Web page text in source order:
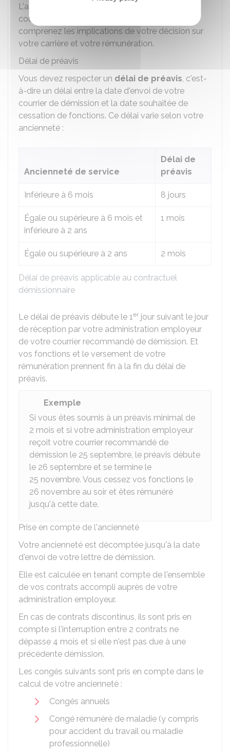
L'administration peut s'assurer, par exemple au
cours d'un entretien, que vous connaissez et
comprenez les implications de votre décision sur
votre carrière et votre rémunération.
Délai de préavis
Vous devez respecter un délai de préavis, c'est-
à-dire un délai entre la date d'envoi de votre
courrier de démission et la date souhaitée de
cessation de fonctions. Ce délai varie selon votre
ancienneté :
Délai de préavis applicable au contractuel
démissionnaire
Ancienneté de service
Délai de
préavis
Inférieure à 6 mois 8 jours
Égale ou supérieure à 6 mois et
inférieure à 2 ans
1 mois
Égale ou supérieure à 2 ans 2 mois
Le délai de préavis débute le 1er jour suivant le jour
de réception par votre administration employeur
de votre courrier recommandé de démission. Et
vos fonctions et le versement de votre
rémunération prennent fin à la fin du délai de
préavis.
Exemple
Si vous êtes soumis à un préavis minimal de
2 mois et si votre administration employeur
reçoit votre courrier recommandé de
démission le 25 septembre, le préavis débute
le 26 septembre et se termine le
25 novembre. Vous cessez vos fonctions le
26 novembre au soir et êtes rémunéré
jusqu'à cette date.
Prise en compte de l'ancienneté
Votre ancienneté est décomptée jusqu'à la date
d'envoi de votre lettre de démission.
Elle est calculée en tenant compte de l'ensemble
de vos contrats accompli auprès de votre
administration employeur.
En cas de contrats discontinus, ils sont pris en
compte si l'interruption entre 2 contrats ne
dépasse 4 mois et si elle n'est pas due à une
précédente démission.
Les congés suivants sont pris en compte dans le
calcul de votre ancienneté :
Congés annuels
Congé rémunéré de maladie (y compris
pour accident du travail ou maladie
professionnelle)